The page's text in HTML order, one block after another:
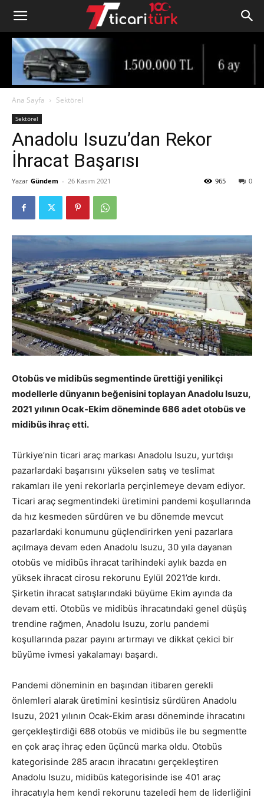
Ana Sayfa Sektörel
Sektörel
Anadolu Isuzu’dan Rekor
İhracat Başarısı
Yazar Gündem - 26 Kasım 2021 0
965
Otobüs ve midibüs segmentinde ürettiği yenilikçi
modellerle dünyanın beğenisini toplayan Anadolu Isuzu,
2021 yılının Ocak-Ekim döneminde 686 adet otobüs ve
midibüs ihraç etti.
Türkiye’nin ticari araç markası Anadolu Isuzu, yurtdışı
pazarlardaki başarısını yükselen satış ve teslimat
rakamları ile yeni rekorlarla perçinlemeye devam ediyor.
Ticari araç segmentindeki üretimini pandemi koşullarında
da hız kesmeden sürdüren ve bu dönemde mevcut
pazarlardaki konumunu güçlendirirken yeni pazarlara
açılmaya devam eden Anadolu Isuzu, 30 yıla dayanan
otobüs ve midibüs ihracat tarihindeki aylık bazda en
yüksek ihracat cirosu rekorunu Eylül 2021’de kırdı.
Şirketin ihracat satışlarındaki büyüme Ekim ayında da
devam etti. Otobüs ve midibüs ihracatındaki genel düşüş
trendine rağmen, Anadolu Isuzu, zorlu pandemi
koşullarında pazar payını artırmayı ve dikkat çekici bir
büyüme ivmesi yakalamayı başardı.
Pandemi döneminin en başından itibaren gerekli
önlemleri alarak üretimini kesintisiz sürdüren Anadolu
Isuzu, 2021 yılının Ocak-Ekim arası döneminde ihracatını
gerçekleştirdiği 686 otobüs ve midibüs ile bu segmentte
en çok araç ihraç eden üçüncü marka oldu. Otobüs
kategorisinde 285 aracın ihracatını gerçekleştiren
Anadolu Isuzu, midibüs kategorisinde ise 401 araç
ihracatıyla hem kendi rekorunu tazeledi hem de liderliğini